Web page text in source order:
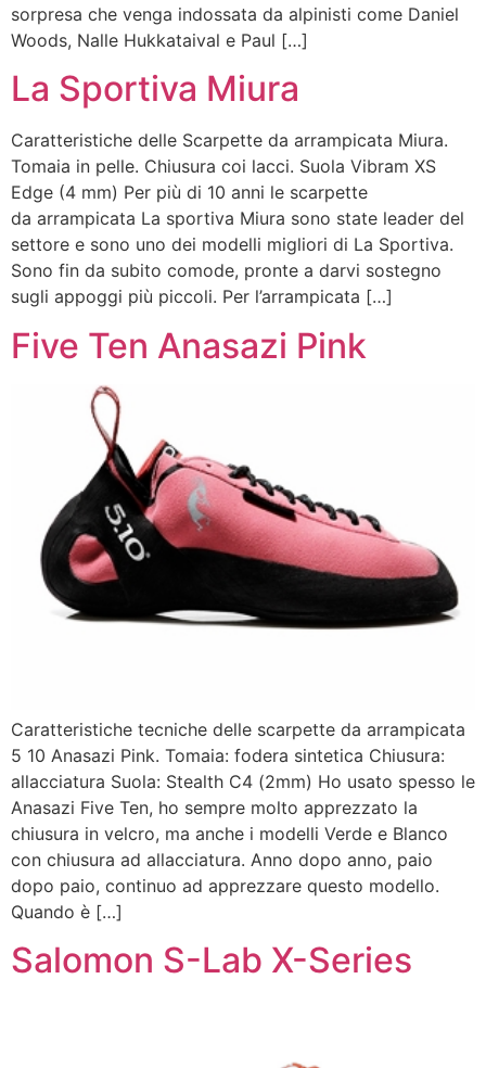
sorpresa che venga indossata da alpinisti come Daniel
Woods, Nalle Hukkataival e Paul […]
La Sportiva Miura
Caratteristiche delle Scarpette da arrampicata Miura.
Tomaia in pelle. Chiusura coi lacci. Suola Vibram XS
Edge (4 mm) Per più di 10 anni le scarpette
da arrampicata La sportiva Miura sono state leader del
settore e sono uno dei modelli migliori di La Sportiva.
Sono fin da subito comode, pronte a darvi sostegno
sugli appoggi più piccoli. Per l’arrampicata […]
Five Ten Anasazi Pink
Caratteristiche tecniche delle scarpette da arrampicata
5 10 Anasazi Pink. Tomaia: fodera sintetica Chiusura:
allacciatura Suola: Stealth C4 (2mm) Ho usato spesso le
Anasazi Five Ten, ho sempre molto apprezzato la
chiusura in velcro, ma anche i modelli Verde e Blanco
con chiusura ad allacciatura. Anno dopo anno, paio
dopo paio, continuo ad apprezzare questo modello.
Quando è […]
Salomon S-Lab X-Series